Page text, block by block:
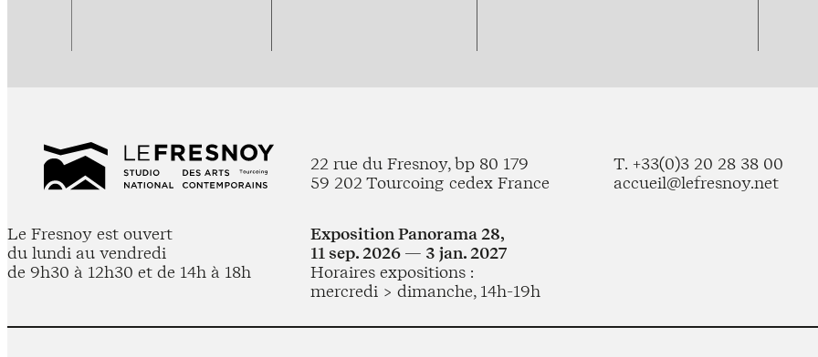
22 rue du Fresnoy, bp 80 179
59 202 Tourcoing cedex France
T. +33(0)3 20 28 38 00
accueil@lefresnoy.net
Le Fresnoy est ouvert
du lundi au vendredi
de 9h30 à 12h30 et de 14h à 18h
Exposition Panorama 28,
11 sep. 2026 — 3 jan. 2027
Horaires expositions :
mercredi > dimanche, 14h-19h